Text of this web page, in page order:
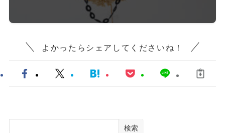
よかったらシェアしてくださいね！
検索